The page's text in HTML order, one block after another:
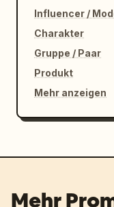
Influencer /
Charakter
Gruppe / Paar
Produkt
Mehr anzeigen
Mehr